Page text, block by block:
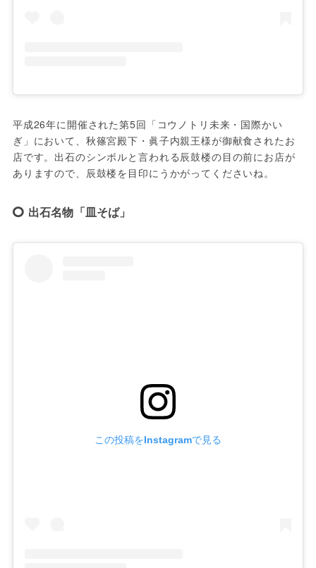
平成26年に開催された第5回「コウノトリ未来・国際かい
ぎ」において、秋篠宮殿下・眞子内親王様が御献食されたお
店です。出石のシンボルと言われる辰鼓楼の目の前にお店が
ありますので、辰鼓楼を目印にうかがってくださいね。
出石名物「皿そば」
この投稿をInstagramで見る